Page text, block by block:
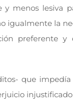
menos lesiva
igualmente la
preferente
que